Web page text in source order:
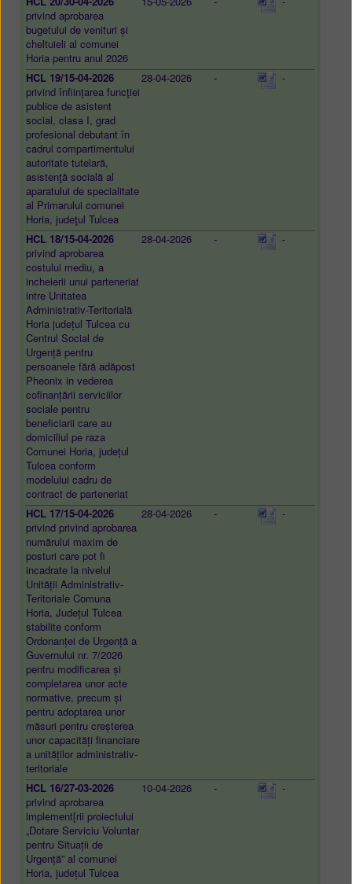
privind aprobarea
bugetului de venituri și
cheltuieli al comunei
Horia pentru anul 2026
HCL 19/15-04-2026
privind înfiinţarea funcţiei
publice de asistent
social, clasa I, grad
profesional debutant în
cadrul compartimentului
autoritate tutelară,
asistenţă socială al
aparatului de specialitate
al Primarului comunei
Horia, judeţul Tulcea
28-04-2026 - -
HCL 18/15-04-2026
privind aprobarea
costului mediu, a
incheierii unui parteneriat
intre Unitatea
Administrativ-Teritorială
Horia județul Tulcea cu
Centrul Social de
Urgență pentru
persoanele fără adăpost
Pheonix in vederea
cofinanțării serviciilor
sociale pentru
beneficiarii care au
domiciliul pe raza
Comunei Horia, județul
Tulcea conform
modelului cadru de
contract de parteneriat
28-04-2026 - -
HCL 17/15-04-2026
privind privind aprobarea
numărului maxim de
posturi care pot fi
incadrate la nivelul
Unității Administrativ-
Teritoriale Comuna
Horia, Județul Tulcea
stabilite conform
Ordonanței de Urgență a
Guvernului nr. 7/2026
pentru modificarea și
completarea unor acte
normative, precum și
pentru adoptarea unor
măsuri pentru creșterea
unor capacități financiare
a unităților administrativ-
teritoriale
28-04-2026 - -
HCL 16/27-03-2026
privind aprobarea
implement[rii proiectului
„Dotare Serviciu Voluntar
pentru Situații de
Urgență” al comunei
Horia, județul Tulcea
10-04-2026 - -